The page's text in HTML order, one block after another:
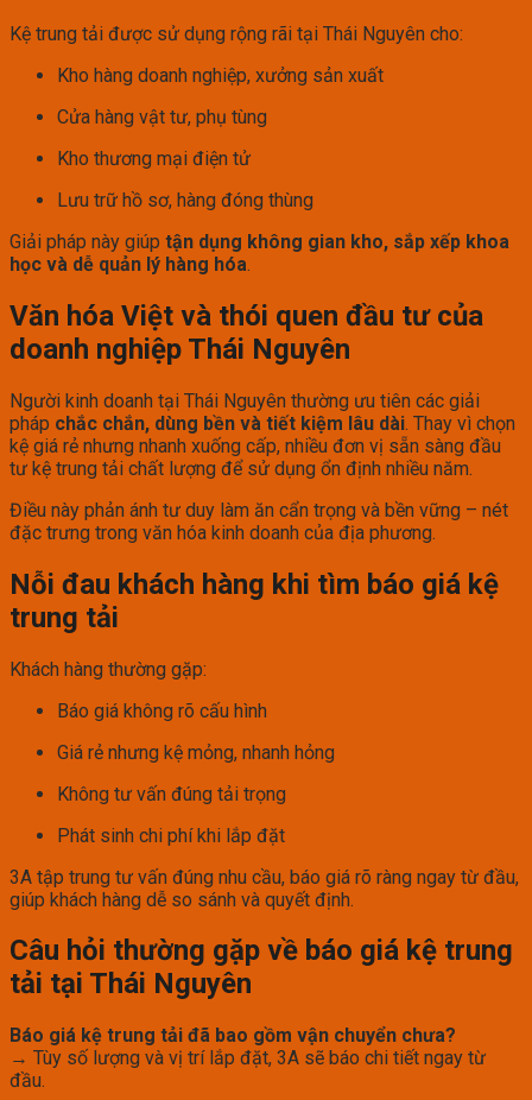
Kệ trung tải được sử dụng rộng rãi tại Thái Nguyên cho:
Kho hàng doanh nghiệp, xưởng sản xuất
Cửa hàng vật tư, phụ tùng
Kho thương mại điện tử
Lưu trữ hồ sơ, hàng đóng thùng
Giải pháp này giúp tận dụng không gian kho, sắp xếp khoa
học và dễ quản lý hàng hóa.
Văn hóa Việt và thói quen đầu tư của
doanh nghiệp Thái Nguyên
Người kinh doanh tại Thái Nguyên thường ưu tiên các giải
pháp chắc chắn, dùng bền và tiết kiệm lâu dài. Thay vì chọn
kệ giá rẻ nhưng nhanh xuống cấp, nhiều đơn vị sẵn sàng đầu
tư kệ trung tải chất lượng để sử dụng ổn định nhiều năm.
Điều này phản ánh tư duy làm ăn cẩn trọng và bền vững – nét
đặc trưng trong văn hóa kinh doanh của địa phương.
Nỗi đau khách hàng khi tìm báo giá kệ
trung tải
Khách hàng thường gặp:
Báo giá không rõ cấu hình
Giá rẻ nhưng kệ mỏng, nhanh hỏng
Không tư vấn đúng tải trọng
Phát sinh chi phí khi lắp đặt
3A tập trung tư vấn đúng nhu cầu, báo giá rõ ràng ngay từ đầu,
giúp khách hàng dễ so sánh và quyết định.
Câu hỏi thường gặp về báo giá kệ trung
tải tại Thái Nguyên
Báo giá kệ trung tải đã bao gồm vận chuyển chưa?
→ Tùy số lượng và vị trí lắp đặt, 3A sẽ báo chi tiết ngay từ
đầu.